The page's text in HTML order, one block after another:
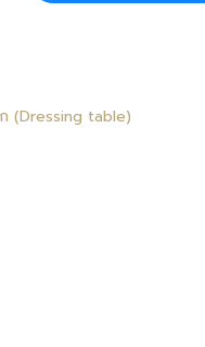
(Dressing table)